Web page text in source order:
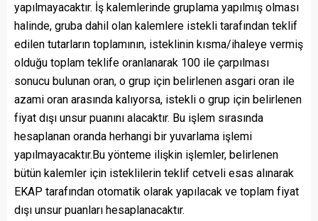
yapılmayacaktır. İş kalemlerinde gruplama yapılmış olması
halinde, gruba dahil olan kalemlere istekli tarafından teklif
edilen tutarların toplamının, isteklinin kısma/ihaleye vermiş
olduğu toplam teklife oranlanarak 100 ile çarpılması
sonucu bulunan oran, o grup için belirlenen asgari oran ile
azami oran arasında kalıyorsa, istekli o grup için belirlenen
fiyat dışı unsur puanını alacaktır. Bu işlem sırasında
hesaplanan oranda herhangi bir yuvarlama işlemi
yapılmayacaktır.Bu yönteme ilişkin işlemler, belirlenen
bütün kalemler için isteklilerin teklif cetveli esas alınarak
EKAP tarafından otomatik olarak yapılacak ve toplam fiyat
dışı unsur puanları hesaplanacaktır.